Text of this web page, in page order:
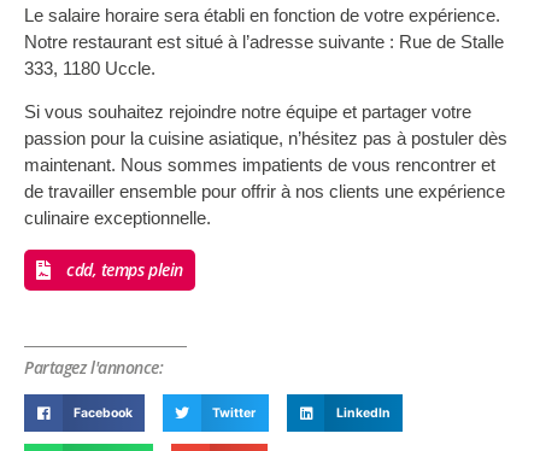
Le salaire horaire sera établi en fonction de votre expérience.
Notre restaurant est situé à l’adresse suivante : Rue de Stalle
333, 1180 Uccle.
Si vous souhaitez rejoindre notre équipe et partager votre
passion pour la cuisine asiatique, n’hésitez pas à postuler dès
maintenant. Nous sommes impatients de vous rencontrer et
de travailler ensemble pour offrir à nos clients une expérience
culinaire exceptionnelle.
cdd, temps plein
Partagez l'annonce:
Facebook Twitter LinkedIn